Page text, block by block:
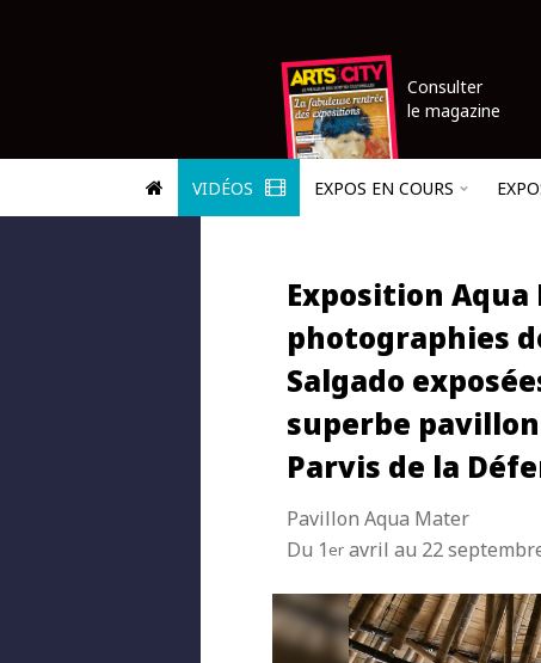
Consulter
le magazine
VIDÉOS EXPOS EN COURS
Exposition Aqua
photographies
Salgado
superbe
Parvis de la
Pavillon Aqua Mater
Du 1er avril au 22